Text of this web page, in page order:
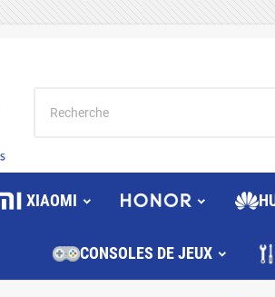
XIAOMI
CONSOLES DE JEUX